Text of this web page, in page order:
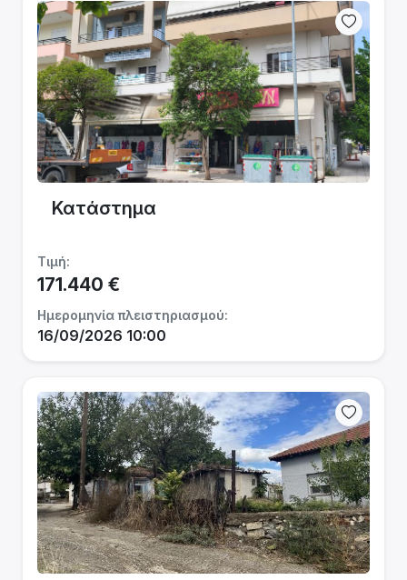
Κατάστημα
Τιμή:
171.440 €
Ημερομηνία πλειστηριασμού:
16/09/2026 10:00